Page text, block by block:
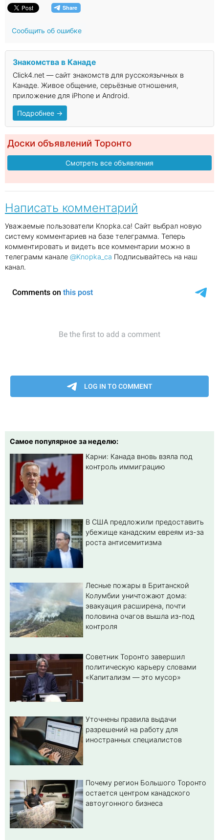
Сообщить об ошибке
Знакомства в Канаде
Click4.net — сайт знакомств для русскоязычных в
Канаде. Живое общение, серьёзные отношения,
приложение для iPhone и Android.
Подробнее →
Доски объявлений Торонто
Смотреть все объявления
Написать комментарий
Уважаемые пользователи Knopka.ca! Сайт выбрал новую
систему комментариев на базе телеграмма. Теперь
комментировать и видеть все комментарии можно в
телеграмм канале @Knopka_ca Подписывайтесь на наш
канал.
Самое популярное за неделю:
Карни: Канада вновь взяла под
контроль иммиграцию
В США предложили предоставить
убежище канадским евреям из-за
роста антисемитизма
Лесные пожары в Британской
Колумбии уничтожают дома:
эвакуация расширена, почти
половина очагов вышла из-под
контроля
Советник Торонто завершил
политическую карьеру словами
«Капитализм — это мусор»
Уточнены правила выдачи
разрешений на работу для
иностранных специалистов
Почему регион Большого Торонто
остается центром канадского
автоугонного бизнеса